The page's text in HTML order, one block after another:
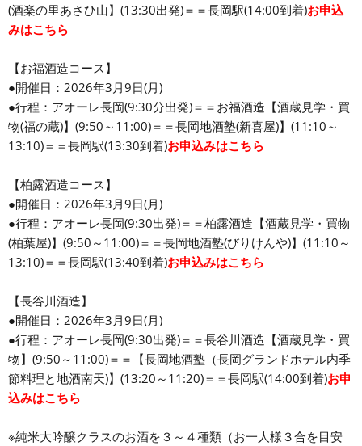
(酒楽の里あさひ山】(13:30出発)＝＝長岡駅(14:00到着)お申込
みはこちら
【お福酒造コース】
●開催日：2026年3月9日(月)
●行程：アオーレ長岡(9:30分出発)＝＝お福酒造【酒蔵見学・買
物(福の蔵)】(9:50～11:00)＝＝長岡地酒塾(新喜屋)】(11:10～
13:10)＝＝長岡駅(13:30到着)お申込みはこちら
【柏露酒造コース】
●開催日：2026年3月9日(月)
●行程：アオーレ長岡(9:30出発)＝＝柏露酒造【酒蔵見学・買物
(柏葉屋)】(9:50～11:00)＝＝長岡地酒塾(びりけんや)】(11:10～
13:10)＝＝長岡駅(13:40到着)お申込みはこちら
【長谷川酒造】
●開催日：2026年3月9日(月)
●行程：アオーレ長岡(9:30出発)＝＝長谷川酒造【酒蔵見学・買
物】(9:50～11:00)＝＝【長岡地酒塾（長岡グランドホテル内季
節料理と地酒南天)】(13:20～11:20)＝＝長岡駅(14:00到着)お申
込みはこちら
※純米大吟醸クラスのお酒を３～４種類（お一人様３合を目安